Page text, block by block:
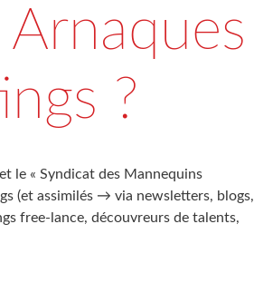
?
le « Syndicat des Mannequins
(et assimilés → via newsletters, blogs,
free-lance, découvreurs de talents,